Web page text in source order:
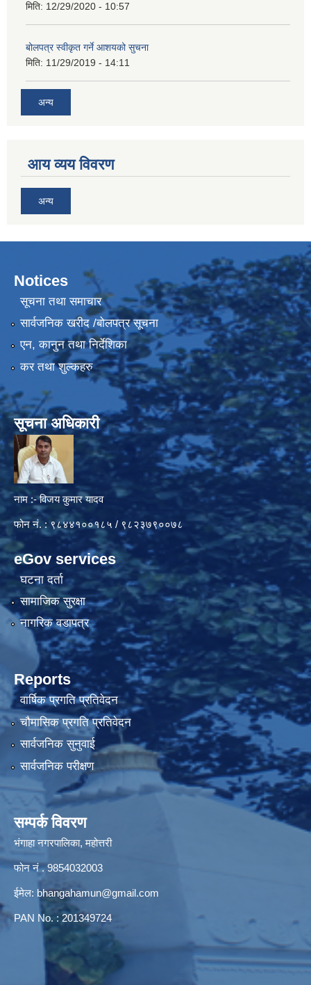
मिति: 12/29/2020 - 10:57
बोलपत्र स्वीकृत गर्ने आशयको सुचना
मिति: 11/29/2019 - 14:11
अन्य
आय व्यय विवरण
अन्य
Notices
सूचना तथा समाचार
सार्वजनिक खरीद /बोलपत्र सूचना
एन, कानुन तथा निर्देशिका
कर तथा शुल्कहरु
सूचना अधिकारी
नाम :- विजय कुमार यादव
फोन नं. : ९८४४१००१८५ / ९८२३७९००७८
eGov services
घटना दर्ता
सामाजिक सुरक्षा
नागरिक वडापत्र
Reports
वार्षिक प्रगति प्रतिवेदन
चौमासिक प्रगति प्रतिवेदन
सार्वजनिक सुनुवाई
सार्वजनिक परीक्षण
सम्पर्क विवरण
भंगाहा नगरपालिका, महोत्तरी
फोन नं . 9854032003
ईमेल: bhangahamun@gmail.com
PAN No. : 201349724